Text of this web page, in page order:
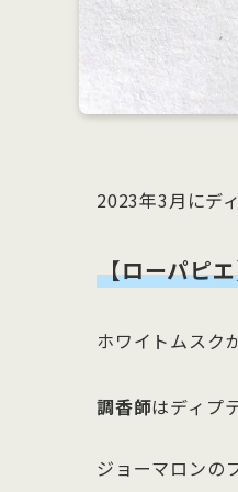
2023年3月にデ
【ローパピ
ホワイトムスク
調香師はディプ
ジョーマロンの